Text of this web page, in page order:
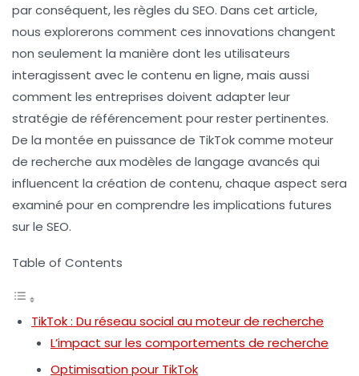
par conséquent, les règles du SEO. Dans cet article,
nous explorerons comment ces innovations changent
non seulement la manière dont les utilisateurs
interagissent avec le contenu en ligne, mais aussi
comment les entreprises doivent adapter leur
stratégie de référencement pour rester pertinentes.
De la montée en puissance de TikTok comme moteur
de recherche aux modèles de langage avancés qui
influencent la création de contenu, chaque aspect sera
examiné pour en comprendre les implications futures
sur le SEO.
Table of Contents
TikTok : Du réseau social au moteur de recherche
L’impact sur les comportements de recherche
Optimisation pour TikTok